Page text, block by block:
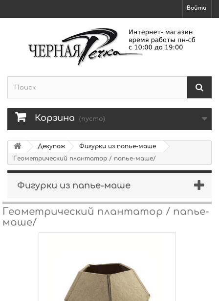
Войти
Корзина (пусто)
Декупаж
Фигурки из папье-маше
Геометрический плантатор / папье-маше/
Фигурки из папье-маше
Геометрический плантатор / папье-
маше/